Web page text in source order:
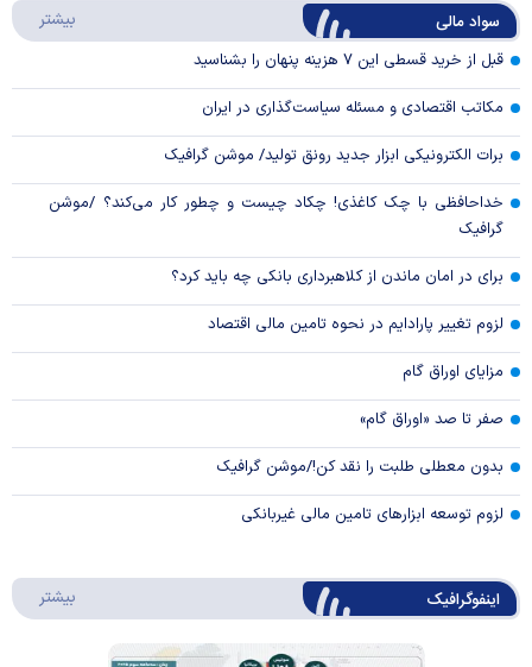
Video
سواد مالی بیشتر
قبل از خرید قسطی این ۷ هزینه پنهان را بشناسید
مکاتب اقتصادی و مسئله سیاست‌گذاری در ایران
برات الکترونیکی ابزار جدید رونق تولید/ موشن گرافیک
خداحافظی با چک کاغذی! چکاد چیست و چطور کار می‌کند؟ /موشن
گرافیک
برای در امان ماندن از کلاهبرداری بانکی چه باید کرد؟
لزوم تغییر پارادایم در نحوه تامین مالی اقتصاد
مزایای اوراق گام
صفر تا صد «اوراق گام»
بدون معطلی طلبت را نقد کن!/موشن گرافیک
لزوم توسعه ابزارهای تامین مالی غیربانکی
اینفوگرافیک بیشتر